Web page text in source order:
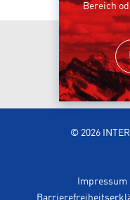
Bereich
© 2026
Impressum